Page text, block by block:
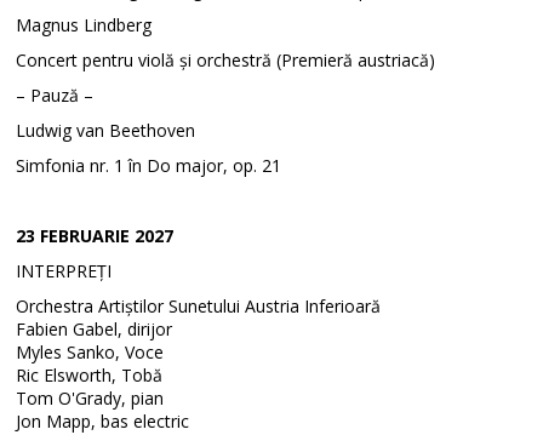
Magnus Lindberg
Concert pentru violă și orchestră (Premieră austriacă)
– Pauză –
Ludwig van Beethoven
Simfonia nr. 1 în Do major, op. 21
23 FEBRUARIE 2027
INTERPREȚI
Orchestra Artiștilor Sunetului Austria Inferioară
Fabien Gabel, dirijor
Myles Sanko, Voce
Ric Elsworth, Tobă
Tom O'Grady, pian
Jon Mapp, bas electric